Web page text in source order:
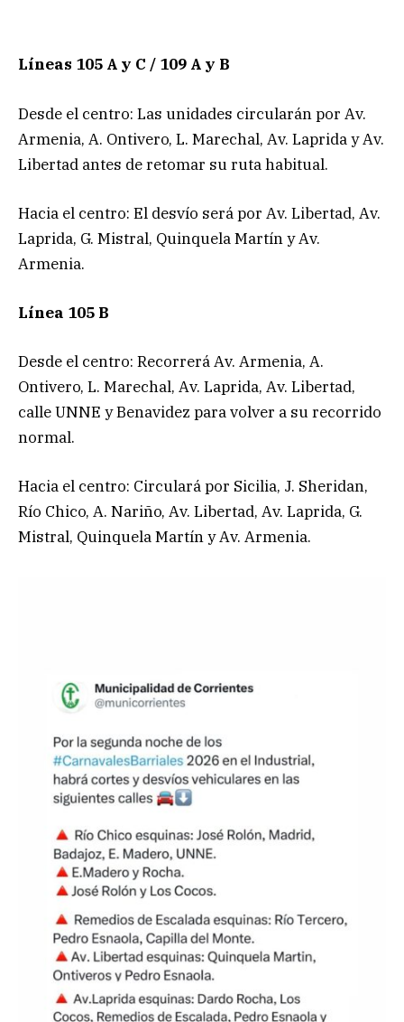
Líneas 105 A y C / 109 A y B
Desde el centro: Las unidades circularán por Av.
Armenia, A. Ontivero, L. Marechal, Av. Laprida y Av.
Libertad antes de retomar su ruta habitual.
Hacia el centro: El desvío será por Av. Libertad, Av.
Laprida, G. Mistral, Quinquela Martín y Av.
Armenia.
Línea 105 B
Desde el centro: Recorrerá Av. Armenia, A.
Ontivero, L. Marechal, Av. Laprida, Av. Libertad,
calle UNNE y Benavidez para volver a su recorrido
normal.
Hacia el centro: Circulará por Sicilia, J. Sheridan,
Río Chico, A. Nariño, Av. Libertad, Av. Laprida, G.
Mistral, Quinquela Martín y Av. Armenia.